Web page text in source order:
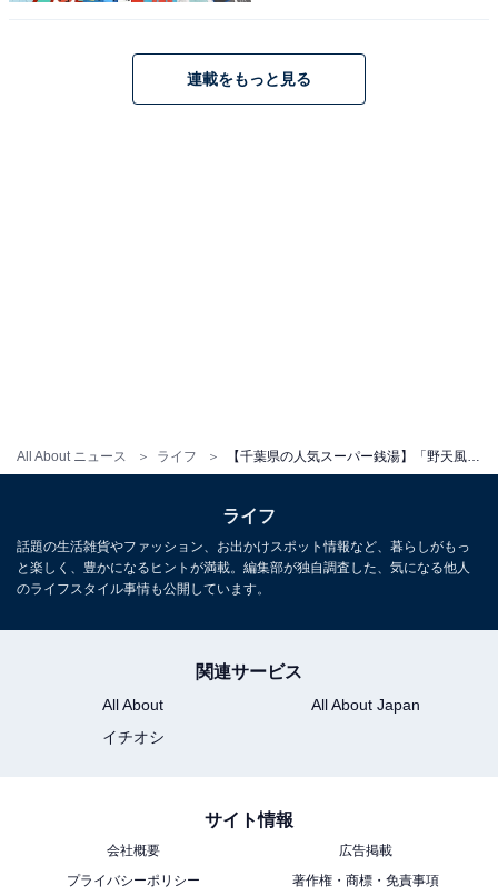
All About ニュース ライフ
※レンタルタオルセット（バスタオル・フェイスタオ
こちらもおすすめ
【千葉県の人気スーパー銭湯】「市原温泉 湯楽
連載をもっと見る
ライフ
話題の生活雑貨やファッション、お出かけスポット情報など、暮らしがもっ
と楽しく、豊かになるヒントが満載。編集部が独自調査した、気になる他人
のライフスタイル事情も公開しています。
関連サービス
All About
All About Japan
イチオシ
サイト情報
会社概要
広告掲載
プライバシーポリシー
著作権・商標・免責事項